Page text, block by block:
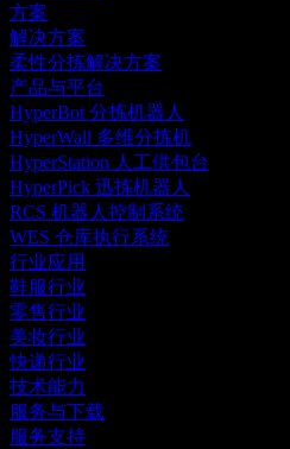
方案
解决方案
柔性分拣解决方案
产品与平台
HyperBot 分拣机器人
HyperWall 多维分拣机
HyperStation 人工供包台
HyperPick 迅拣机器人
RCS 机器人控制系统
WES 仓库执行系统
行业应用
鞋服行业
零售行业
美妆行业
快递行业
技术能力
服务与下载
服务支持